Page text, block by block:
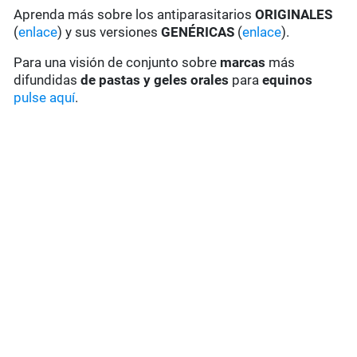
Aprenda más sobre los antiparasitariosORIGINALES
(enlace) y sus versionesGENÉRICAS (enlace).
Para una visión de conjunto sobre marcas más
difundidas de pastas y geles orales paraequinos
pulse aquí.